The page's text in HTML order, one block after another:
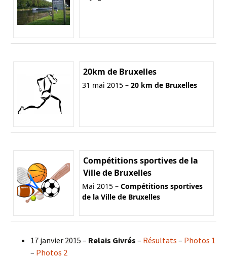
20km de Bruxelles
31 mai 2015 – 20 km de Bruxelles
Compétitions sportives de la
Ville de Bruxelles
Mai 2015 – Compétitions sportives
de la Ville de Bruxelles
17 janvier 2015 – Relais Givrés – Résultats – Photos 1
– Photos 2